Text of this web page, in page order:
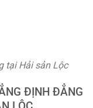
tại Hải sản Lộc
ĐỊNH ĐẲNG